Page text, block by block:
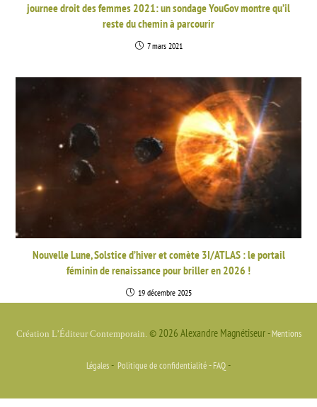
journee droit des femmes 2021: un sondage YouGov montre qu’il
reste du chemin à parcourir
7 mars 2021
Nouvelle Lune, Solstice d’hiver et comète 3I/ATLAS : le portail
féminin de renaissance pour briller en 2026 !
19 décembre 2025
Création L’Éditeur Contemporain.© 2026 Alexandre Magnétiseur -Mentions
Légales- Politique de confidentialité-FAQ-